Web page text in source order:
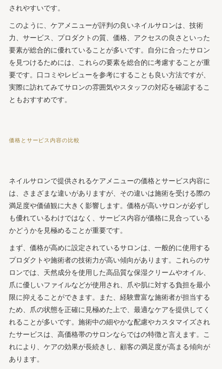
されやすいです。
このように、ケアメニューが評判の良いネイルサロンは、技術
力、サービス、プロダクトの質、価格、アクセスの良さといった
要素が総合的に優れていることが多いです。自分に合ったサロン
を見つけるためには、これらの要素を総合的に考慮することが重
要です。口コミやレビューを参考にすることも良い方法ですが、
実際に訪れてみてサロンの雰囲気やスタッフの対応を確認するこ
ともおすすめです。
価格とサービス内容の比較
ネイルサロンで提供されるケアメニューの価格とサービス内容に
は、さまざまな違いがありますが、その違いは施術を受ける際の
満足度や価値観に大きく影響します。価格が高いサロンが必ずし
も優れているわけではなく、サービス内容が価格に見合っている
かどうかを見極めることが重要です。
まず、価格が高めに設定されているサロンは、一般的に使用する
プロダクトや施術者の技術力が高い傾向があります。これらのサ
ロンでは、天然成分を使用した高品質な保湿クリームやオイル、
爪に優しいファイルなどが使用され、爪や肌に対する負担を最小
限に抑えることができます。また、経験豊富な施術者が担当する
ため、爪の状態を正確に見極めた上で、最適なケアを提供してく
れることが多いです。施術中の細やかな配慮やカスタマイズされ
たサービスは、高価格帯のサロンならではの特徴と言えます。こ
れにより、ケアの効果が長続きし、顧客の満足度が高まる傾向が
あります。